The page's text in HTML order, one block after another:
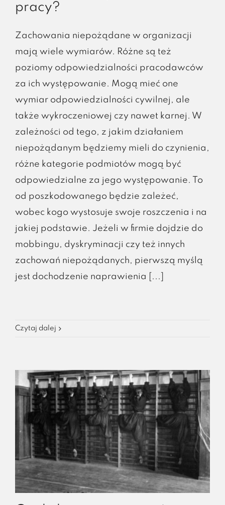
pracy?
Zachowania niepożądane w organizacji
mają wiele wymiarów. Różne są też
poziomy odpowiedzialności pracodawców
za ich występowanie. Mogą mieć one
wymiar odpowiedzialności cywilnej, ale
także wykroczeniowej czy nawet karnej. W
zależności od tego, z jakim działaniem
niepożądanym będziemy mieli do czynienia,
różne kategorie podmiotów mogą być
odpowiedzialne za jego występowanie. To
od poszkodowanego będzie zależeć,
wobec kogo wystosuje swoje roszczenia i na
jakiej podstawie. Jeżeli w firmie dojdzie do
mobbingu, dyskryminacji czy też innych
zachowań niepożądanych, pierwszą myślą
jest dochodzenie naprawienia [...]
Czytaj dalej